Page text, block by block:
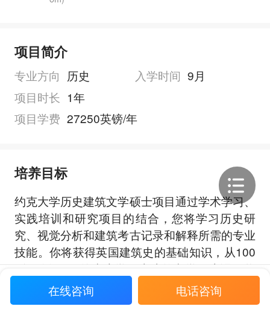
项目简介
专业方向 历史 入学时间 9月
项目时长 1年
项目学费 27250英镑/年
培养目标
约克大学历史建筑文学硕士项目通过学术学习、
实践培训和研究项目的结合，您将学习历史研
究、视觉分析和建筑考古记录和解释所需的专业
技能。你将获得英国建筑史的基础知识，从100
0年到今天。约克大学历史建筑文学硕士课程将
让你探索当前建筑考古学的知识和专业研究重
点，并向你介绍保护立法、政策和实践。你将带
展开全部
在线咨询 电话咨询